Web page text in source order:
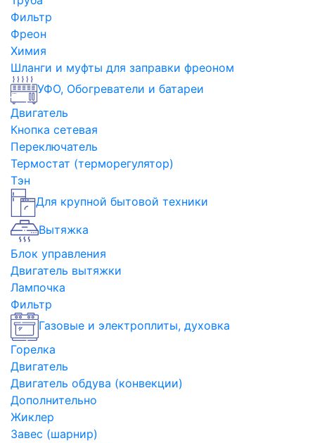
Фильтр
Фреон
Химия
Шланги и муфты для заправки фреоном
УФО, Обогреватели и батареи
Двигатель
Кнопка сетевая
Переключатель
Термостат (терморегулятор)
Тэн
Для крупной бытовой техники
Вытяжка
Блок управления
Двигатель вытяжки
Лампочка
Фильтр
Газовые и электроплиты, духовка
Горелка
Двигатель
Двигатель обдува (конвекции)
Дополнительно
Жиклер
Завес (шарнир)